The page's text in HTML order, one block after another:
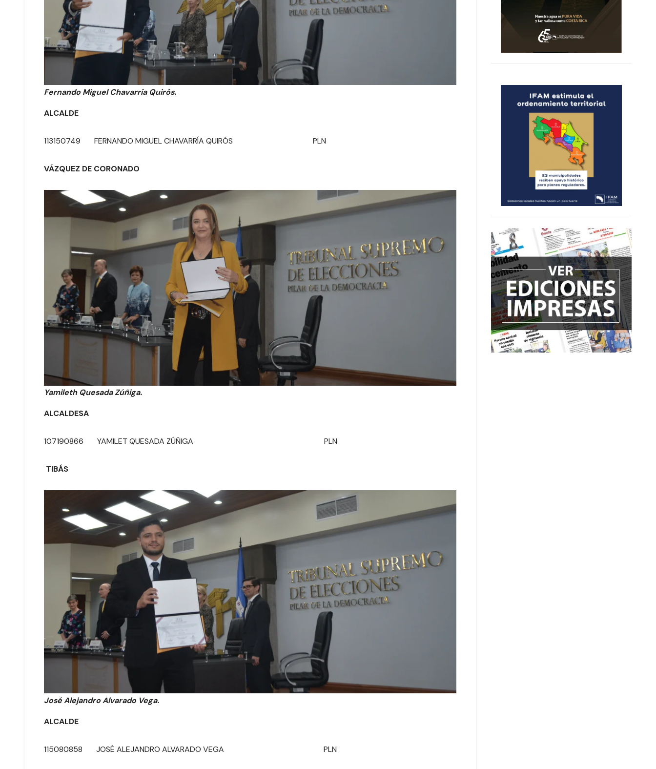
Fernando Miguel Chavarría Quirós.
ALCALDE
113150749 FERNANDO MIGUEL CHAVARRÍA QUIRÓS PLN
VÁZQUEZ DE CORONADO
Yamileth Quesada Zúñiga.
ALCALDESA
107190866 YAMILET QUESADA ZÚÑIGA PLN
TIBÁS
José Alejandro Alvarado Vega.
ALCALDE
115080858 JOSÉ ALEJANDRO ALVARADO VEGA PLN